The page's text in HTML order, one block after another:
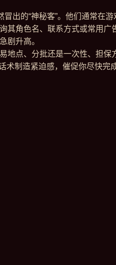
出的“神秘客”。他们通常在
其角色名、联系方式或常用广
剧升高。
地点、分批还是一次性、担保
术制造紧迫感，催促你尽快